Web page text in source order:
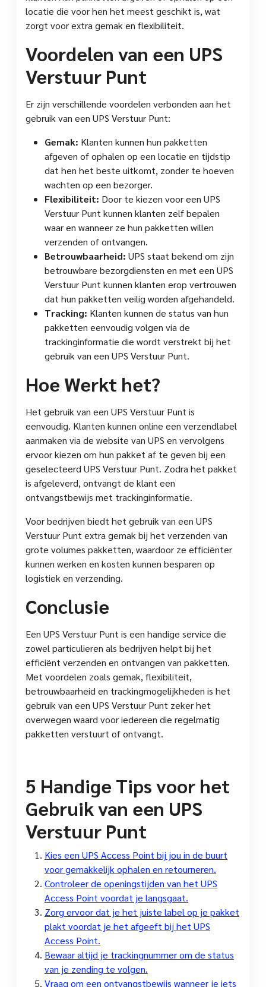
locatie die voor hen het meest geschikt is, wat
zorgt voor extra gemak en flexibiliteit.
Voordelen van een UPS
Verstuur Punt
Er zijn verschillende voordelen verbonden aan het
gebruik van een UPS Verstuur Punt:
Gemak: Klanten kunnen hun pakketten
afgeven of ophalen op een locatie en tijdstip
dat hen het beste uitkomt, zonder te hoeven
wachten op een bezorger.
Flexibiliteit: Door te kiezen voor een UPS
Verstuur Punt kunnen klanten zelf bepalen
waar en wanneer ze hun pakketten willen
verzenden of ontvangen.
Betrouwbaarheid: UPS staat bekend om zijn
betrouwbare bezorgdiensten en met een UPS
Verstuur Punt kunnen klanten erop vertrouwen
dat hun pakketten veilig worden afgehandeld.
Tracking: Klanten kunnen de status van hun
pakketten eenvoudig volgen via de
trackinginformatie die wordt verstrekt bij het
gebruik van een UPS Verstuur Punt.
Hoe Werkt het?
Het gebruik van een UPS Verstuur Punt is
eenvoudig. Klanten kunnen online een verzendlabel
aanmaken via de website van UPS en vervolgens
ervoor kiezen om hun pakket af te geven bij een
geselecteerd UPS Verstuur Punt. Zodra het pakket
is afgeleverd, ontvangt de klant een
ontvangstbewijs met trackinginformatie.
Voor bedrijven biedt het gebruik van een UPS
Verstuur Punt extra gemak bij het verzenden van
grote volumes pakketten, waardoor ze efficiënter
kunnen werken en kosten kunnen besparen op
logistiek en verzending.
Conclusie
Een UPS Verstuur Punt is een handige service die
zowel particulieren als bedrijven helpt bij het
efficiënt verzenden en ontvangen van pakketten.
Met voordelen zoals gemak, flexibiliteit,
betrouwbaarheid en trackingmogelijkheden is het
gebruik van een UPS Verstuur Punt zeker het
overwegen waard voor iedereen die regelmatig
pakketten verstuurt of ontvangt.
5 Handige Tips voor het
Gebruik van een UPS
Verstuur Punt
Kies een UPS Access Point bij jou in de buurt
voor gemakkelijk ophalen en retourneren.
Controleer de openingstijden van het UPS
Access Point voordat je langsgaat.
Zorg ervoor dat je het juiste label op je pakket
plakt voordat je het afgeeft bij het UPS
Access Point.
Bewaar altijd je trackingnummer om de status
van je zending te volgen.
Vraag om een ontvangstbewijs wanneer je iets